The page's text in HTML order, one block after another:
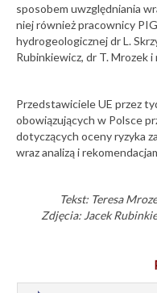
03-07-2026
Opublikowaliśmy
Kwartalny
Podziemnych
luty-kwiecień
2026
01-07-2026
Konferencji
Konsorcjum
Informacji
sposobem uwzględniania
niej również pracownicy
hydrogeologicznej dr L.
Rubinkiewicz, dr T. Mrozek
Przedstawiciele UE przez
obowiązujących w Polsce
dotyczących oceny ryzyka
wraz analizą i
Tekst: Teresa
Zdjęcia: Jacek